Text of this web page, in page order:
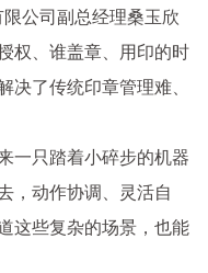
公司副总经理桑玉欣
权、谁盖章、用印的时
决了传统印章管理难、
一只踏着小碎步的机器
，动作协调、灵活自
这些复杂的场景，也能